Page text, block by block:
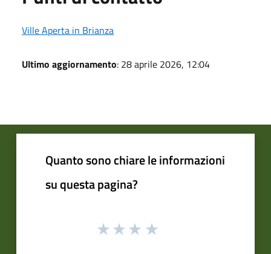
Ville Aperta in Brianza
Ultimo aggiornamento: 28 aprile 2026, 12:04
Quanto sono chiare le informazioni
su questa pagina?